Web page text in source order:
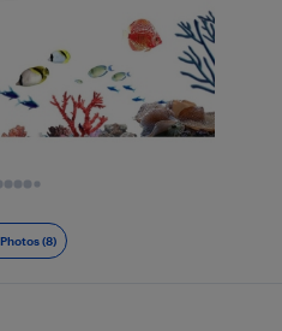
Photos (8)